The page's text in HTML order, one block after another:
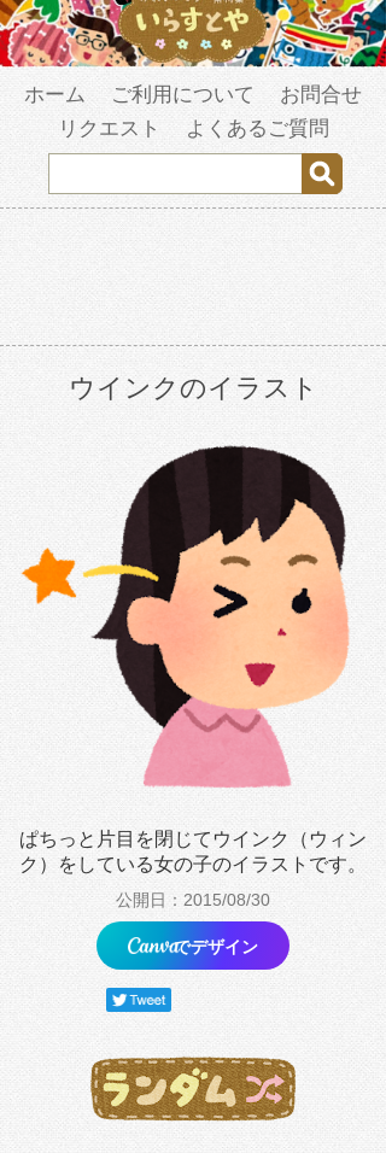
ホーム ご利用について
お問合せ
リクエスト
よくあるご質問
ウインクのイラスト
ぱちっと片目を閉じてウインク（ウィン
ク）をしている女の子のイラストです。
公開日：2015/08/30
でデザイン